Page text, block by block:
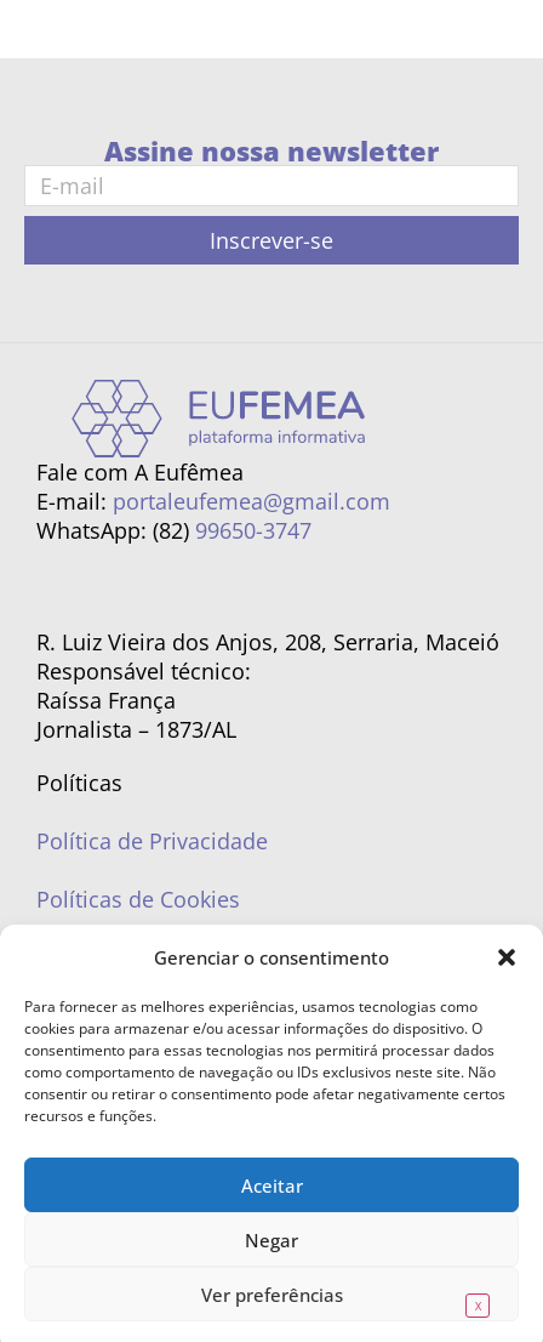
Gerenciar o consentimento
Para fornecer as melhores experiências, usamos tecnologias como
cookies para armazenar e/ou acessar informações do dispositivo. O
consentimento para essas tecnologias nos permitirá processar dados
como comportamento de navegação ou IDs exclusivos neste site. Não
consentir ou retirar o consentimento pode afetar negativamente certos
recursos e funções.
Aceitar
Negar
Ver preferências
Assine nossa newsletter
Inscrever-se
Fale com A Eufêmea
E-mail: portaleufemea@gmail.com
WhatsApp: (82) 99650-3747
R. Luiz Vieira dos Anjos, 208, Serraria, Maceió
Responsável técnico:
Raíssa França
Jornalista – 1873/AL
Políticas
Política de Privacidade
Políticas de Cookies
portaleufemea@gmail.com
© Copyright 2023 - Todos os direitos reservados. Proibida cópia total ou
parcial sem autorização.
X